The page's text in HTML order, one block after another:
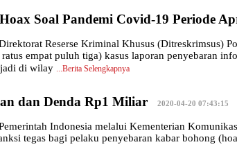
Soal Pandemi Covid-19 Periode
Reserse Kriminal Khusus (Ditreskrimsus)
empat puluh tiga) kasus laporan penyebaran
di wilay ...Berita Selengkapnya
dan Denda Rp1 Miliar| 2020-04-20 07:43:15
Indonesia melalui Kementerian
tegas bagi pelaku penyebaran kabar bohong